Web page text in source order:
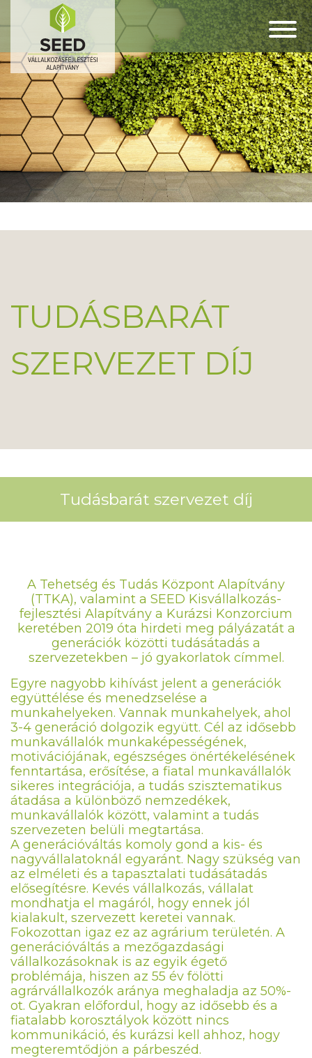
TUDÁSBARÁT
SZERVEZET DÍJ
Tudásbarát szervezet díj
A Tehetség és Tudás Központ Alapítvány
(TTKA), valamint a SEED Kisvállalkozás-
fejlesztési Alapítvány a Kurázsi Konzorcium
keretében 2019 óta hirdeti meg pályázatát a
generációk közötti tudásátadás a
szervezetekben – jó gyakorlatok címmel.
Egyre nagyobb kihívást jelent a generációk
együttélése és menedzselése a
munkahelyeken. Vannak munkahelyek, ahol
3-4 generáció dolgozik együtt. Cél az idősebb
munkavállalók munkaképességének,
motivációjának, egészséges önértékelésének
fenntartása, erősítése, a fiatal munkavállalók
sikeres integrációja, a tudás szisztematikus
átadása a különböző nemzedékek,
munkavállalók között, valamint a tudás
szervezeten belüli megtartása.
A generációváltás komoly gond a kis- és
nagyvállalatoknál egyaránt. Nagy szükség van
az elméleti és a tapasztalati tudásátadás
elősegítésre. Kevés vállalkozás, vállalat
mondhatja el magáról, hogy ennek jól
kialakult, szervezett keretei vannak.
Fokozottan igaz ez az agrárium területén. A
generációváltás a mezőgazdasági
vállalkozásoknak is az egyik égető
problémája, hiszen az 55 év fölötti
agrárvállalkozók aránya meghaladja az 50%-
ot. Gyakran előfordul, hogy az idősebb és a
fiatalabb korosztályok között nincs
kommunikáció, és kurázsi kell ahhoz, hogy
megteremtődjön a párbeszéd.